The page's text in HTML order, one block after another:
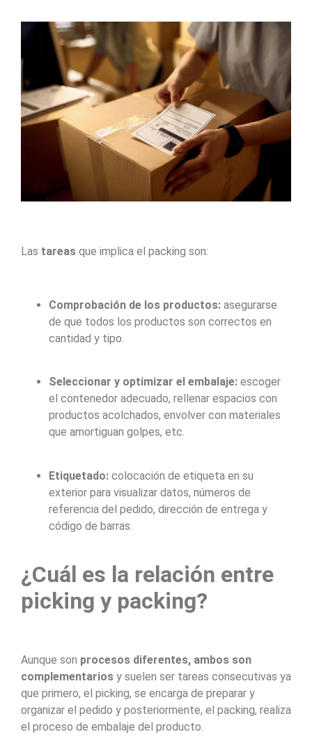
Las tareas que implica el packing son:
Comprobación de los productos: asegurarse
de que todos los productos son correctos en
cantidad y tipo.
Seleccionar y optimizar el embalaje: escoger
el contenedor adecuado, rellenar espacios con
productos acolchados, envolver con materiales
que amortiguan golpes, etc.
Etiquetado: colocación de etiqueta en su
exterior para visualizar datos, números de
referencia del pedido, dirección de entrega y
código de barras.
¿Cuál es la relación entre
picking y packing?
Aunque son procesos diferentes, ambos son
complementarios y suelen ser tareas consecutivas ya
que primero, el picking, se encarga de preparar y
organizar el pedido y posteriormente, el packing, realiza
el proceso de embalaje del producto.